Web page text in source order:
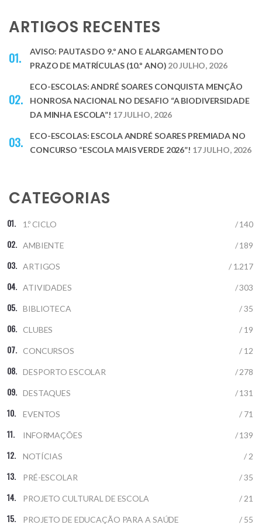
ARTIGOS RECENTES
AVISO: PAUTAS DO 9.º ANO E ALARGAMENTO DO
PRAZO DE MATRÍCULAS (10.º ANO) 20 JULHO, 2026
ECO-ESCOLAS: ANDRÉ SOARES CONQUISTA MENÇÃO
HONROSA NACIONAL NO DESAFIO “A BIODIVERSIDADE
DA MINHA ESCOLA”! 17 JULHO, 2026
ECO-ESCOLAS: ESCOLA ANDRÉ SOARES PREMIADA NO
CONCURSO “ESCOLA MAIS VERDE 2026”! 17 JULHO, 2026
CATEGORIAS
1.º CICLO / 140
AMBIENTE / 189
ARTIGOS / 1.217
ATIVIDADES / 303
BIBLIOTECA / 35
CLUBES / 19
CONCURSOS / 12
DESPORTO ESCOLAR / 278
DESTAQUES / 131
EVENTOS / 71
INFORMAÇÕES / 139
NOTÍCIAS / 2
PRÉ-ESCOLAR / 35
PROJETO CULTURAL DE ESCOLA / 21
PROJETO DE EDUCAÇÃO PARA A SAÚDE / 55